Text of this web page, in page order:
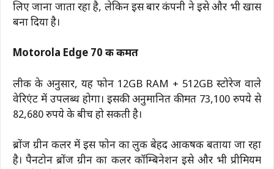
लिए जाना जाता रहा है, लेकिन इस बार कंपनी ने इसे और भी खास
बना दिया है।
Motorola Edge 70 की कीमत
लीक के अनुसार, यह फोन 12GB RAM + 512GB स्टोरेज वाले
वेरिएंट में उपलब्ध होगा। इसकी अनुमानित कीमत 73,100 रुपये से
82,680 रुपये के बीच हो सकती है।
ब्रोंज ग्रीन कलर में इस फोन का लुक बेहद आकर्षक बताया जा रहा
है। पैनटोन ब्रोंज ग्रीन का कलर कॉम्बिनेशन इसे और भी प्रीमियम